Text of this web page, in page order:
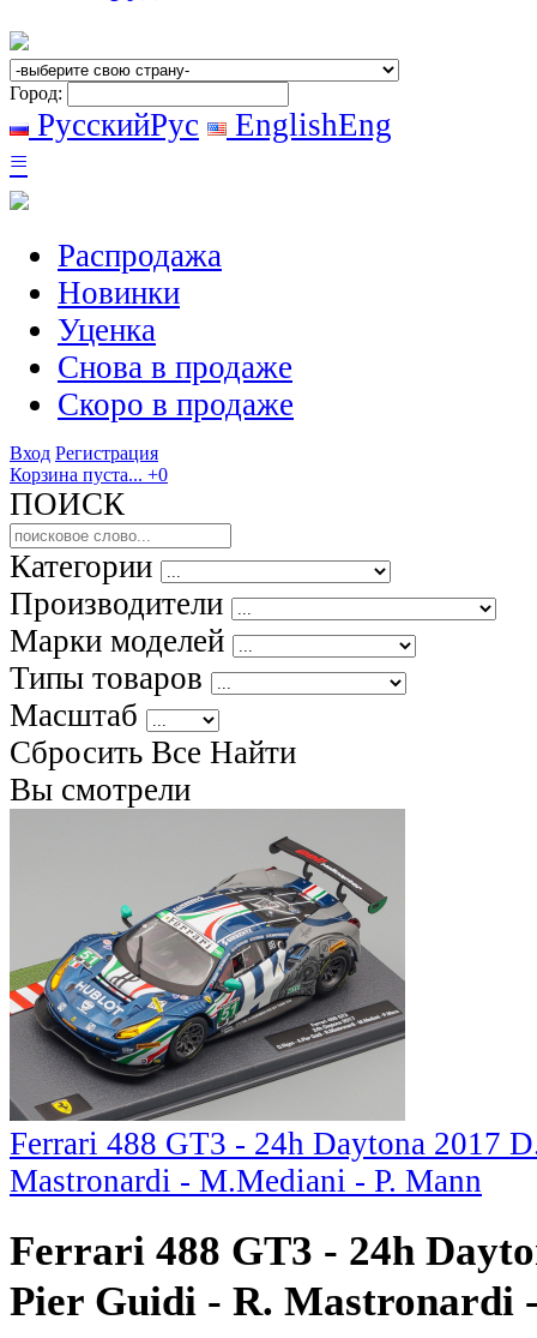
Город:
РусскийРус EnglishEng
≡
Распродажа
Новинки
Уценка
Снова в продаже
Скоро в продаже
Вход Регистрация
Корзина пуста... +0
ПОИСК
Категории
Производители
Марки моделей
Типы товаров
Масштаб
Сбросить Все Найти
Вы смотрели
Ferrari 488 GT3 - 24h Daytona 2017
Mastronardi - M.Mediani - P. Mann
Ferrari 488 GT3 - 24h
Pier Guidi - R. Mastronardi